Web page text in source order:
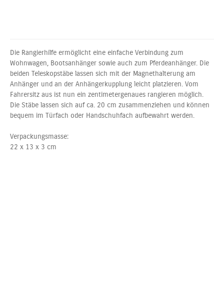
Die Rangierhilfe ermöglicht eine einfache Verbindung zum
Wohnwagen, Bootsanhänger sowie auch zum Pferdeanhänger. Die
beiden Teleskopstäbe lassen sich mit der Magnethalterung am
Anhänger und an der Anhängerkupplung leicht platzieren. Vom
Fahrersitz aus ist nun ein zentimetergenaues rangieren möglich.
Die Stäbe lassen sich auf ca. 20 cm zusammenziehen und können
bequem im Türfach oder Handschuhfach aufbewahrt werden.
Verpackungsmasse:
22 x 13 x 3 cm